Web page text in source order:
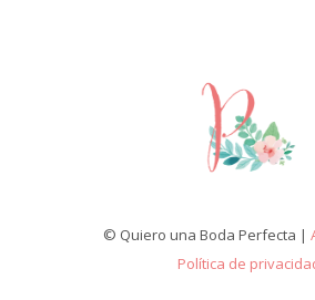
© Quiero una Boda Perfecta |
Política de